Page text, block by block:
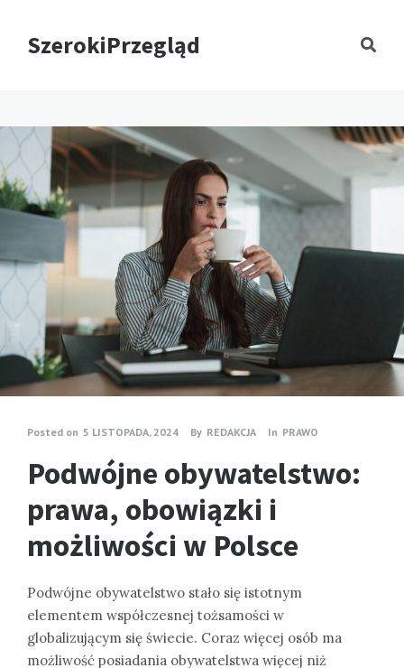
SzerokiPrzegląd
Posted on 5 LISTOPADA, 2024 By REDAKCJA In PRAWO
Podwójne obywatelstwo:
prawa, obowiązki i
możliwości w Polsce
Podwójne obywatelstwo stało się istotnym
elementem współczesnej tożsamości w
globalizującym się świecie. Coraz więcej osób ma
możliwość posiadania obywatelstwa więcej niż